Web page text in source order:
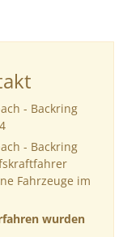
- Backring
- Backring
Fahrzeuge im
wurden